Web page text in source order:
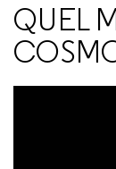
QUEL